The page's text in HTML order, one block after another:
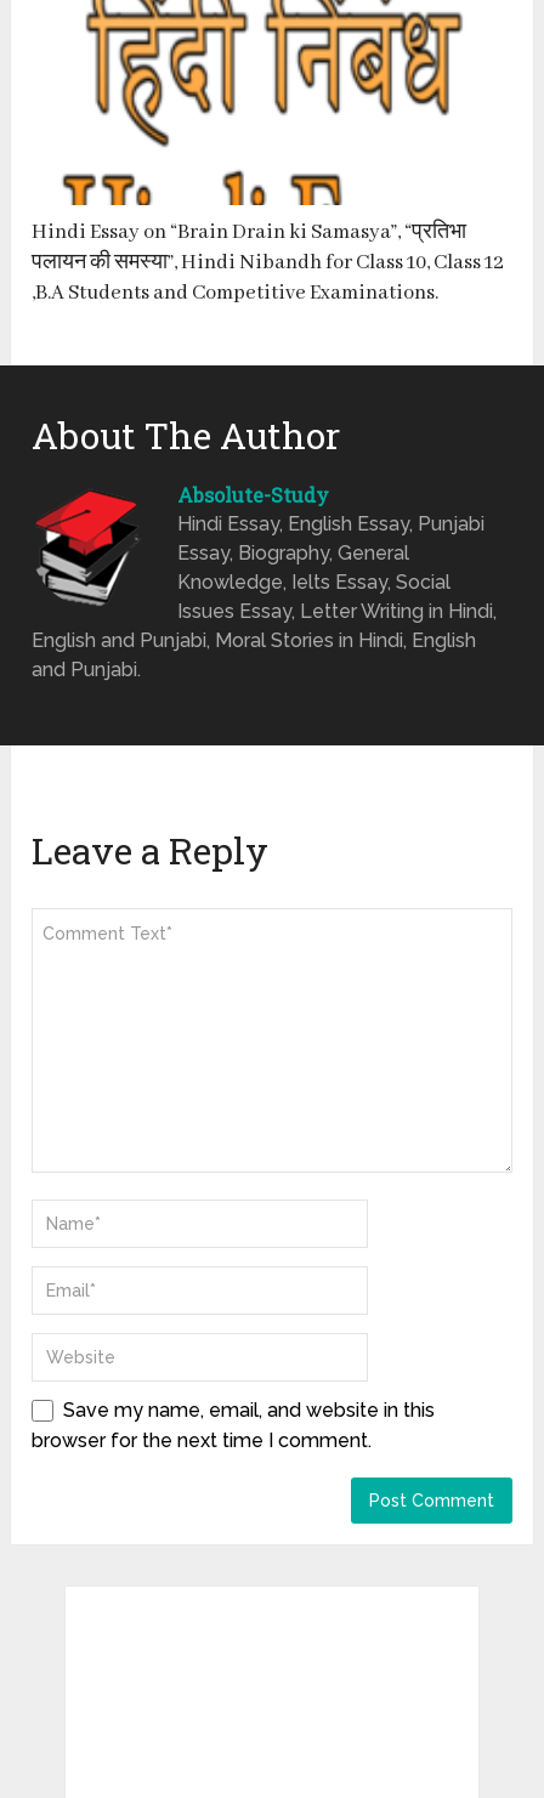
Hindi Essay on “Brain Drain ki Samasya”, “प्रतिभा
पलायन की समस्या”, Hindi Nibandh for Class 10, Class 12
,B.A Students and Competitive Examinations.
About The Author
Absolute-Study
Hindi Essay, English Essay, Punjabi
Essay, Biography, General
Knowledge, Ielts Essay, Social
Issues Essay, Letter Writing in Hindi,
English and Punjabi, Moral Stories in Hindi, English
and Punjabi.
Leave a Reply
Save my name, email, and website in this
browser for the next time I comment.